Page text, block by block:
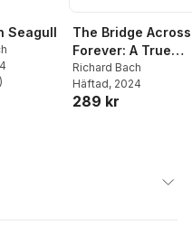
Seagull
Totalt antal röster:
)
The Bridge Across
Forever: A True
Love Story
Richard Bach
Häftad, 2024
289 kr